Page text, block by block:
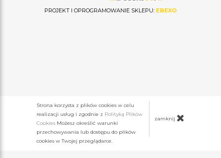
PROJEKT I OPROGRAMOWANIE SKLEPU: EBEXO
Strona korzysta z plików cookies w celu
realizacji usług i zgodnie z Polityką Plików
Cookies Możesz określić warunki
przechowywania lub dostępu do plików
cookies w Twojej przeglądarce.
zamknij